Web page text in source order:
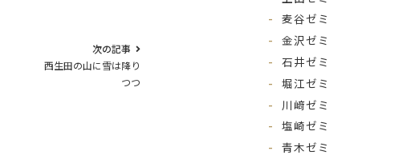
次の記事
西生田の山に雪は降り
つつ
麦谷ゼミ
金沢ゼミ
石井ゼミ
堀江ゼミ
川﨑ゼミ
塩崎ゼミ
青木ゼミ